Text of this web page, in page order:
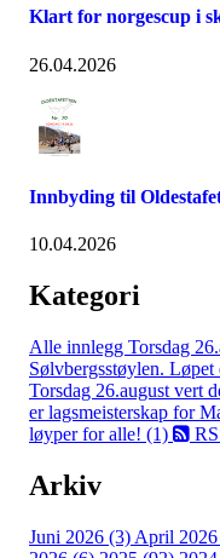
Klart for norgescup i
26.04.2026
Innbyding til
10.04.2026
Kategori
Alle innlegg Torsdag
Sølvbergsstøylen.
Torsdag 26.august vert
er lagsmeisterskap for
løyper for alle! (1)
Arkiv
Juni 2026 (3) April